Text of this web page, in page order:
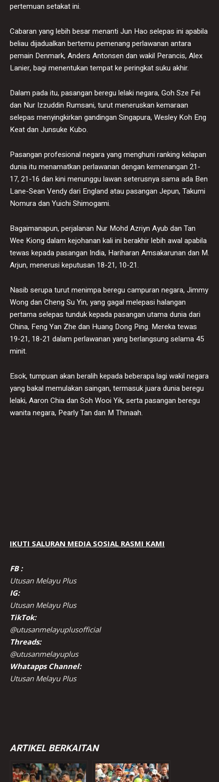
pertemuan setakat ini.
Cabaran yang lebih besar menanti Jun Hao selepas ini apabila
beliau dijadualkan bertemu pemenang perlawanan antara
pemain Denmark, Anders Antonsen dan wakil Perancis, Alex
Lanier, bagi menentukan tempat ke peringkat suku akhir.
Dalam pada itu, pasangan beregu lelaki negara, Goh Sze Fei
dan Nur Izzuddin Rumsani, turut meneruskan kemaraan
selepas menyingkirkan gandingan Singapura, Wesley Koh Eng
Keat dan Junsuke Kubo.
Pasangan profesional negara yang menghuni ranking kelapan
dunia itu menamatkan perlawanan dengan kemenangan 21-
17, 21-16 dan kini menunggu lawan seterusnya sama ada Ben
Lane-Sean Vendy dari England atau pasangan Jepun, Takumi
Nomura dan Yuichi Shimogami.
Bagaimanapun, perjalanan Nur Mohd Azriyn Ayub dan Tan
Wee Kiong dalam kejohanan kali ini berakhir lebih awal apabila
tewas kepada pasangan India, Hariharan Amsakarunan dan M.
Arjun, menerusi keputusan 18-21, 10-21.
Nasib serupa turut menimpa beregu campuran negara, Jimmy
Wong dan Cheng Su Yin, yang gagal melepasi halangan
pertama selepas tunduk kepada pasangan utama dunia dari
China, Feng Yan Zhe dan Huang Dong Ping. Mereka tewas
19-21, 18-21 dalam perlawanan yang berlangsung selama 45
minit.
Esok, tumpuan akan beralih kepada beberapa lagi wakil negara
yang bakal memulakan saingan, termasuk juara dunia beregu
lelaki, Aaron Chia dan Soh Wooi Yik, serta pasangan beregu
wanita negara, Pearly Tan dan M Thinaah.
IKUTI SALURAN MEDIA SOSIAL RASMI KAMI
FB :
Utusan Melayu Plus
IG:
Utusan Melayu Plus
TikTok:
@utusanmelayuplusofficial
Threads:
@utusanmelayuplus
Whatapps Channel:
Utusan Melayu Plus
ARTIKEL BERKAITAN